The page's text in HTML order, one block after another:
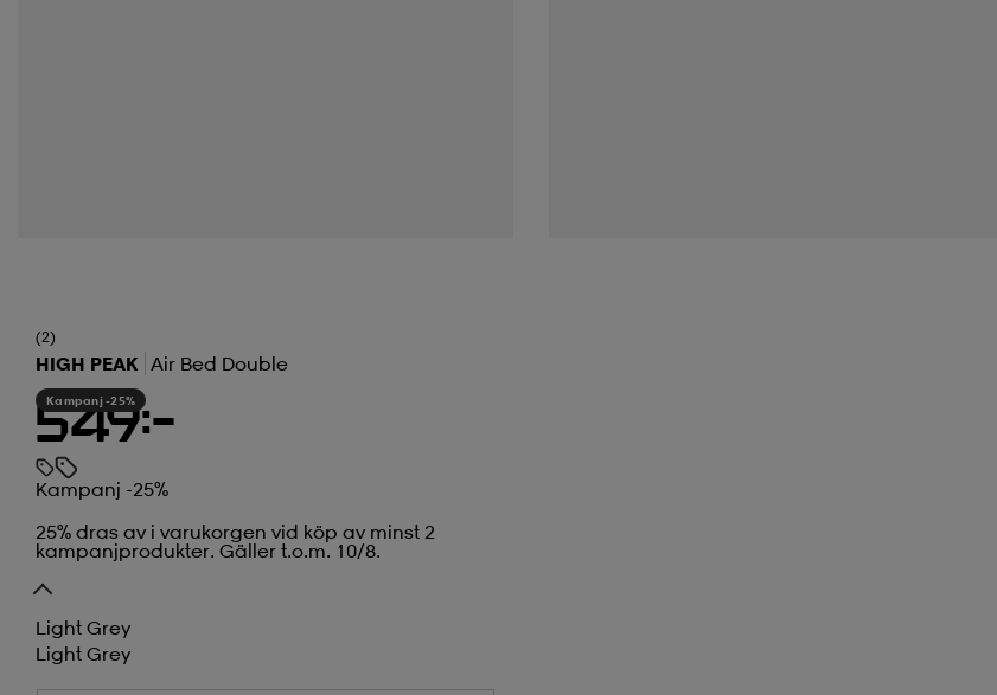
(2)
HIGH PEAK Air Bed Double
Kampanj -25%
549:-
Kampanj -25%
25% dras av i varukorgen vid köp av minst 2
kampanjprodukter. Gäller t.o.m. 10/8.
Light Grey
Light Grey